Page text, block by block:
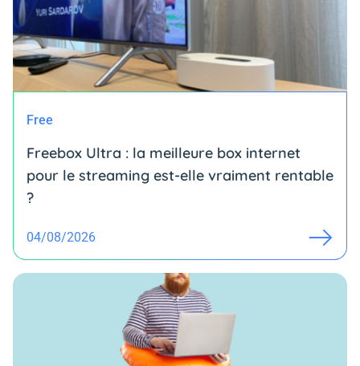
Free
Freebox Ultra : la meilleure box internet
pour le streaming est-elle vraiment rentable
?
04/08/2026